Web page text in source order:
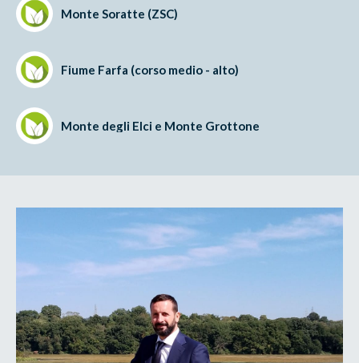
Monte Soratte (ZSC)
Fiume Farfa (corso medio - alto)
Monte degli Elci e Monte Grottone